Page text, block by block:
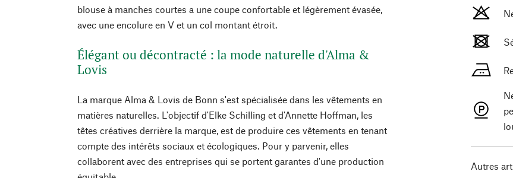
blouse à manches courtes a une coupe confortable et légèrement évasée,
avec une encolure en V et un col montant étroit.
Élégant ou décontracté : la mode naturelle d'Alma &
Lovis
La marque Alma & Lovis de Bonn s'est spécialisée dans les vêtements en
matières naturelles. L'objectif d'Elke Schilling et d'Annette Hoffman, les
têtes créatives derrière la marque, est de produire ces vêtements en tenant
compte des intérêts sociaux et écologiques. Pour y parvenir, elles
collaborent avec des entreprises qui se portent garantes d'une production
Autres